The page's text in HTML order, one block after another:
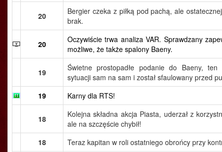
20
Bergier czeka z piłką pod pachą, ale
brak.
20
Oczywiście trwa analiza VAR. Sprawdzany
możliwe, że także spalony Baeny.
19
Świetne prostopadłe podanie do Baeny, ten
sytuacji sam na sam i został sfaulowany przed
19
Karny dla RTS!
18
Kolejna składna akcja Piasta, uderzał z
ale na szczęście chybił!
18
Teraz kapitan w roli ostatniego obrońcy przy